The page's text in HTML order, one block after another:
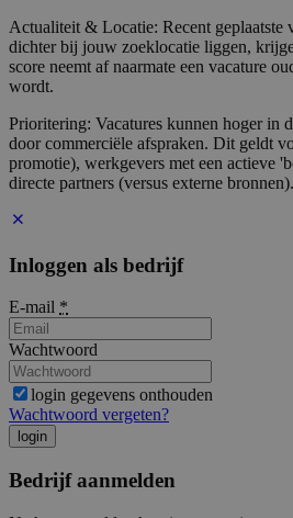
Actualiteit & Locatie: Recent geplaatste
dichter bij jouw zoeklocatie liggen,
score neemt af naarmate een vacature
wordt.
Prioritering: Vacatures kunnen hoger in
door commerciële afspraken. Dit geldt
promotie), werkgevers met een actieve
directe partners (versus externe bronnen).
Inloggen als bedrijf
E-mail *
Wachtwoord
login gegevens onthouden
Wachtwoord vergeten?
login
Bedrijf aanmelden